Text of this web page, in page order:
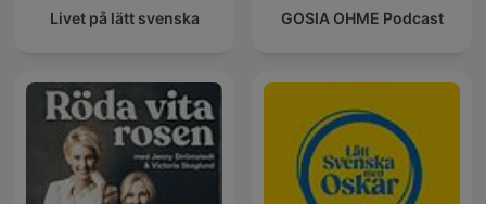
Livet på lätt svenska GOSIA OHME Podcast